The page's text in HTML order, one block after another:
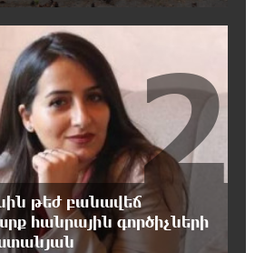
պաշտպանության առաջնագծում.
08-2026
կանգնած է Հայ առաքելական
պաշտպանության առաջնագծում
08-2026
ու պարտքի մասին.
Սողոմոնյան
թեժ բանավեճ
հանրային գործիչների
2